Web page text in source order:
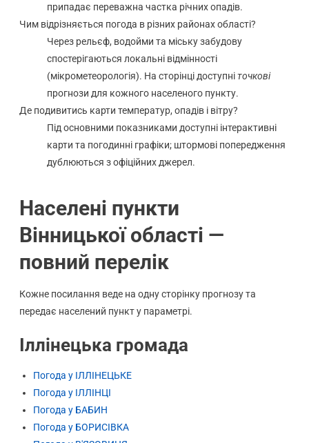
припадає переважна частка річних опадів.
Чим відрізняється погода в різних районах області?
Через рельєф, водойми та міську забудову
спостерігаються локальні відмінності
(мікрометеорологія). На сторінці доступніточкові
прогнози для кожного населеного пункту.
Де подивитись карти температур, опадів і вітру?
Під основними показниками доступні інтерактивні
карти та погодинні графіки; штормові попередження
дублюються з офіційних джерел.
Населені пункти
Вінницької області —
повний перелік
Кожне посилання веде на одну сторінку прогнозу та
передає населений пункт у параметрі.
Іллінецька громада
Погода у ІЛЛІНЕЦЬКЕ
Погода у ІЛЛІНЦІ
Погода у БАБИН
Погода у БОРИСІВКА